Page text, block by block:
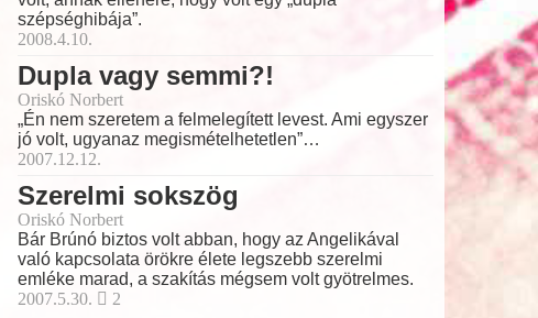
szépséghibája”.
2008.4.10.
Dupla vagy semmi?!
Oriskó Norbert
„Én nem szeretem a felmelegített levest. Ami egyszer
jó volt, ugyanaz megismételhetetlen”…
2007.12.12.
Szerelmi sokszög
Oriskó Norbert
Bár Brúnó biztos volt abban, hogy az Angelikával
való kapcsolata örökre élete legszebb szerelmi
emléke marad, a szakítás mégsem volt gyötrelmes.
2007.5.30.
2